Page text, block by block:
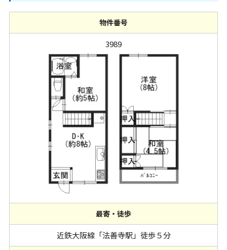
物件番号
3989
最寄・徒歩
近鉄大阪線「法善寺駅」徒歩５分